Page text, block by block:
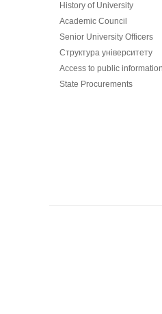
History of University
Academic Council
Senior University Officers
Структура університету
Access to public information
State Procurements